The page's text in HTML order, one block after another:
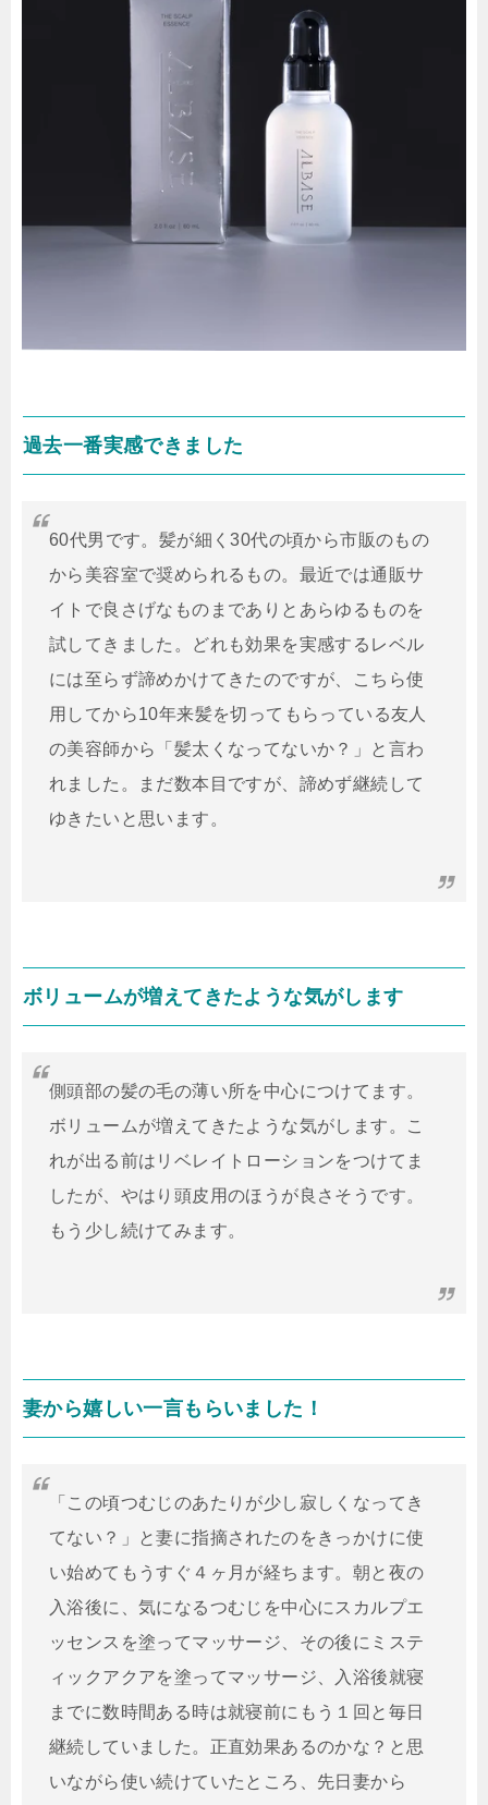
過去一番実感できました
60代男です。髪が細く30代の頃から市販のもの
から美容室で奨められるもの。最近では通販サ
イトで良さげなものまでありとあらゆるものを
試してきました。どれも効果を実感するレベル
には至らず諦めかけてきたのですが、こちら使
用してから10年来髪を切ってもらっている友人
の美容師から「髪太くなってないか？」と言わ
れました。まだ数本目ですが、諦めず継続して
ゆきたいと思います。
ボリュームが増えてきたような気がします
側頭部の髪の毛の薄い所を中心につけてます。
ボリュームが増えてきたような気がします。
こ
れが出る前はリベレイトローションをつけてま
したが、やはり頭皮用のほうが良さそうです。
もう少し続けてみます。
妻から嬉しい一言もらいました！
「この頃つむじのあたりが少し寂しくなってき
てない？」と妻に指摘されたのをきっかけに使
い始めてもうすぐ４ヶ月が経ちます。朝と夜の
入浴後に、気になるつむじを中心にスカルプエ
ッセンスを塗ってマッサージ、その後にミステ
ィックアクアを塗ってマッサージ、入浴後就寝
までに数時間ある時は就寝前にもう１回と毎日
継続していました。正直効果あるのかな？と思
いながら使い続けていたところ、先日妻から